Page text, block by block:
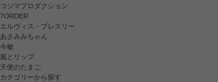
コジマプロダクション
7ORDER
エルヴィス・プレスリー
あさみみちゃん
今敏
風とリップ
天使のたまご
カテゴリーから探す